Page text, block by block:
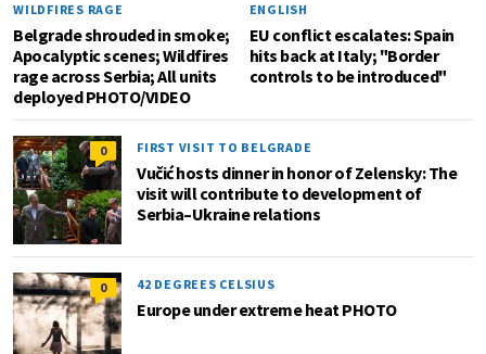
WILDFIRES RAGE
Belgrade shrouded in smoke;
Apocalyptic scenes; Wildfires
rage across Serbia; All units
deployed PHOTO/VIDEO
ENGLISH
EU conflict escalates: Spain
hits back at Italy; "Border
controls to be introduced"
0 FIRST VISIT TO BELGRADE
Vučić hosts dinner in honor of Zelensky: The
visit will contribute to development of
Serbia–Ukraine relations
0 42 DEGREES CELSIUS
Europe under extreme heat PHOTO